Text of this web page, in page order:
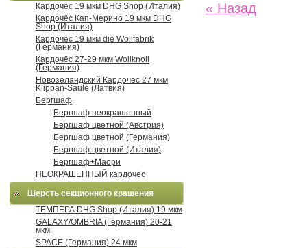
« Назад
Кардочёс 19 мкм DHG Shop (Италия)
Кардочёс Кап-Мерино 19 мкм DHG
Shop (Италия)
Кардочёс 19 мкм die Wollfabrik
(Германия)
Кардочёс 27-29 мкм Wollknoll
(Германия)
Новозеландский Кардочес 27 мкм
Klippan-Saule (Латвия)
Бергшаф
Бергшаф неокрашенный
Бергшаф цветной (Австрия)
Бергшаф цветной (Германия)
Бергшаф цветной (Италия)
Бергшаф+Маори
НЕОКРАШЕННЫЙ кардочёс
Шерсть секционного крашения
ТЕМПЕРА DHG Shop (Италия) 19 мкм
GALAXY/OMBRIA (Германия) 20-21
мкм
SPACE (Германия) 24 мкм